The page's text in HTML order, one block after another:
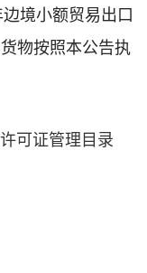
境小额贸易出口
物按照本公告执
可证管理目录